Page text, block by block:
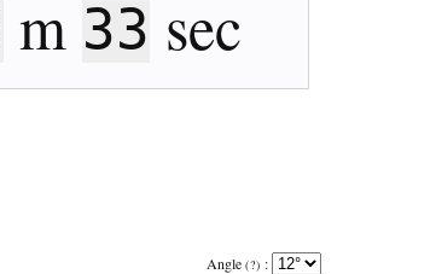
m 32 sec
Angle (?) :